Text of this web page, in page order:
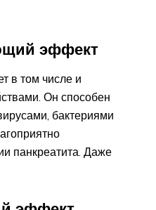
эффект
в том числе и
Он способен
бактериями
панкреатита. Даже